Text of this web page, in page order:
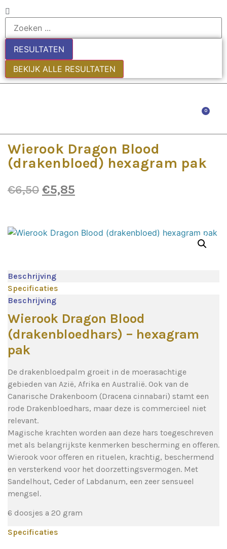
RESULTATEN
BEKIJK ALLE RESULTATEN
0
Wierook Dragon Blood
(drakenbloed) hexagram pak
€6,50 €5,85
Beschrijving
Specificaties
Beschrijving
Wierook Dragon Blood
(drakenbloedhars) – hexagram
pak
De drakenbloedpalm groeit in de moerasachtige
gebieden van Azië, Afrika en Australië. Ook van de
Canarische Drakenboom (Dracena cinnabari) stamt een
rode Drakenbloedhars, maar deze is commercieel niet
relevant.
Magische krachten worden aan deze hars toegeschreven
met als belangrijkste kenmerken bescherming en offeren.
Wierook voor offeren en rituelen, krachtig, beschermend
en versterkend voor het doorzettingsvermogen. Met
Sandelhout, Ceder of Labdanum, een zeer sensueel
mengsel.
6 doosjes a 20 gram
Specificaties